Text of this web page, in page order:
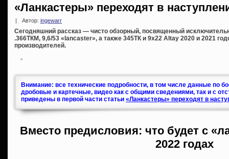
«Ланкастеры» переходят в
Автор: ingewarr
Сегодняшний рассказ — чисто обзорный, посвященный
.366ТКМ, 9,6/53 «lancaster», а также 345ТК и 9х22 Altay 2020 и 2021
производителей.
Внимание: все технические подробности, в том числе данные по
дробовые и картечные, видео как с общими сведениями, так и с
приведены в первой части статьи «Ланкастеры» переходят в
Вместо предисловия: что будет с
2022 годах